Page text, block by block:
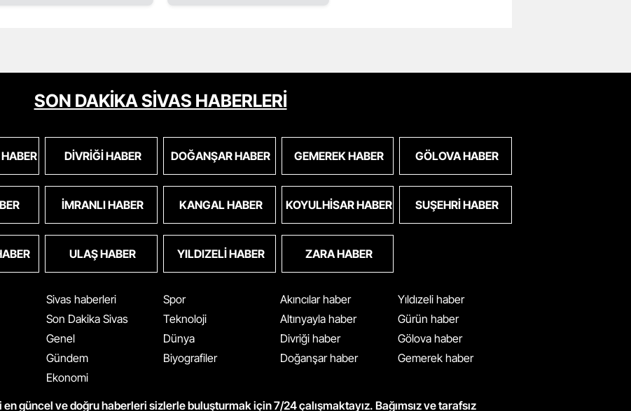
SON DAKİKA SİVAS HABERLERİ
DIVRIĞI HABER DOĞANŞAR HABER GEMEREK HABER GÖLOVA HABER
İMRANLI HABER KANGAL HABER KOYULHISAR HABER SUŞEHRI HABER
ULAŞ HABER YILDIZELI HABER ZARA HABER
Sivas haberleri
Son Dakika Sivas
Genel
Gündem
Ekonomi
Spor
Teknoloji
Dünya
Biyografiler
Akıncılar haber
Altınyayla haber
Divriği haber
Doğanşar haber
Yıldızeli haber
Gürün haber
Gölova haber
Gemerek haber
güncel ve doğru haberleri sizlerle buluşturmak için 7/24 çalışmaktayız. Bağımsız ve tarafsız